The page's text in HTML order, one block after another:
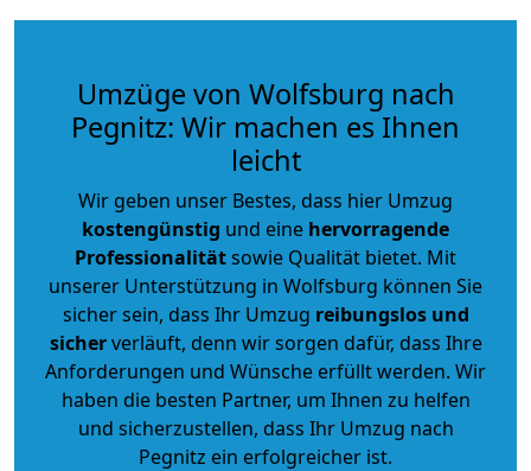
Umzüge von Wolfsburg nach
Pegnitz: Wir machen es Ihnen
leicht
Wir geben unser Bestes, dass hier Umzug
kostengünstig und eine hervorragende
Professionalitätsowie Qualität bietet. Mit
unserer Unterstützung in Wolfsburg können Sie
sicher sein, dass Ihr Umzug reibungslos und
sicherverläuft, denn wir sorgen dafür, dass Ihre
Anforderungen und Wünsche erfüllt werden. Wir
haben die besten Partner, um Ihnen zu helfen
und sicherzustellen, dass Ihr Umzug nach
Pegnitz ein erfolgreicher ist.